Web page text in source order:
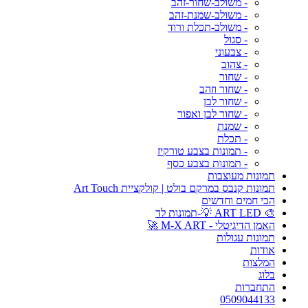
- משולב-שחור-זהב
- משולב-שמנת-זהב
- משולב-תכלת ורוד
- סגול
- צבעוני
- צהוב
- שחור
- שחור וזהב
- שחור לבן
- שחור לבן ואפור
- שמנת
- תכלת
- תמונות בצבע טורקיז
- תמונות בצבע כסף
תמונות מעוצבות
תמונות קנבס במרקם בולט | קולקציית Art Touch
הכי חמים וחדשים
🎨 ART LED 💡-תמונות לד
האמן הדיגיטלי - M-X ART 🚀
תמונות עגולות
אודות
המלצות
בלוג
התחברות
0509044133